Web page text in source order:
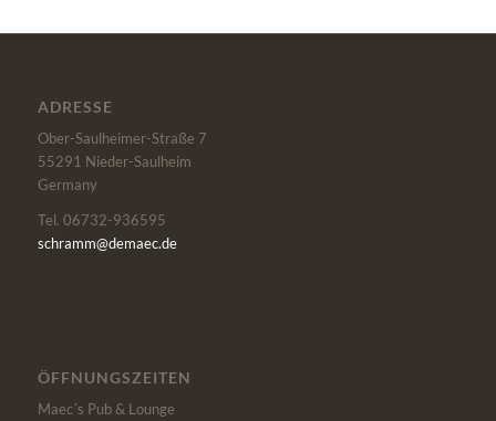
ADRESSE
Ober-Saulheimer-Straße 7
55291 Nieder-Saulheim
Germany
Tel. 06732-936595
schramm@demaec.de
ÖFFNUNGSZEITEN
Maec´s Pub & Lounge